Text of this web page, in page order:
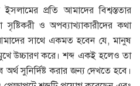
ইসলামের প্রতি আমাদের বিশ্বস্ততার
ও অপব্যাখ্যাকারীদের কথা
সাথে একমত হবেন যে, মানুষ
উচ্চারণ করে। শব্দ একই হলেও তা
সুনির্দিষ্ট করার জন্য দেখতে হবে।